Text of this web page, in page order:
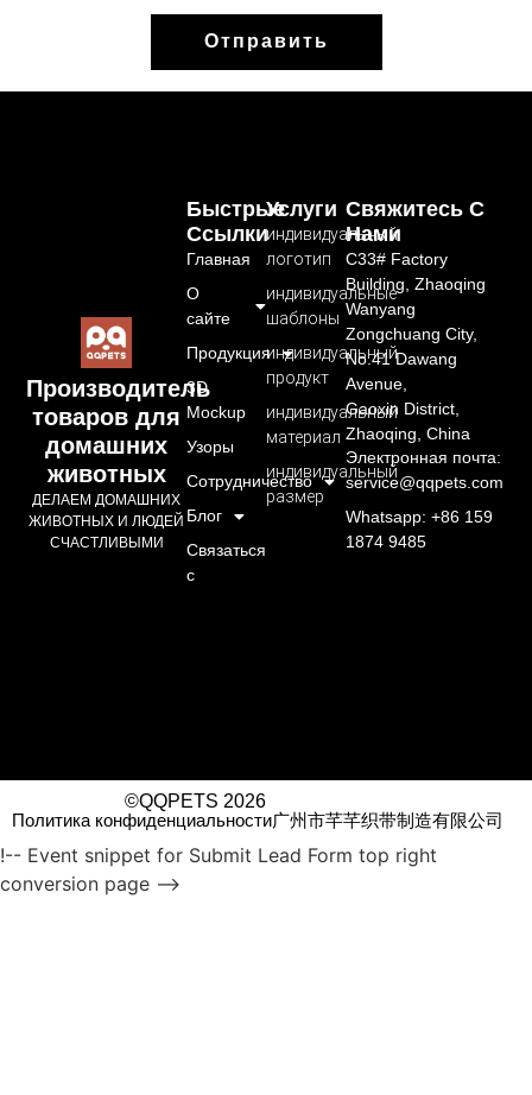
Отправить
Производитель
товаров для
домашних
животных
ДЕЛАЕМ ДОМАШНИХ
ЖИВОТНЫХ И ЛЮДЕЙ
СЧАСТЛИВЫМИ
Услуги
индивидуальный
логотип
индивидуальные
шаблоны
индивидуальный
продукт
индивидуальный
материал
индивидуальный
размер
Быстрые
Ссылки
Главная
О
сайте
Продукция
3D
Mockup
Узоры
Сотрудничество
Блог
Связаться
с
Свяжитесь С
Нами
C33# Factory
Building, Zhaoqing
Wanyang
Zongchuang City,
No.41 Dawang
Avenue,
Gaoxin District,
Zhaoqing, China
Электронная почта:
service@qqpets.com
Whatsapp: +86 159
1874 9485
©QQPETS 2026
Политика конфиденциальности广州市芊芊织带制造有限公司
!-- Event snippet for Submit Lead Form top right
conversion page -->